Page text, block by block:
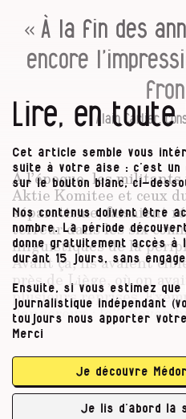
« À la fin des
encore
Alain Carlier,
À l’époque, les
Aktie Komitee et ceux
séparatisme, faisaient
terreur dans les six
linguistiques de la
Avant ça, ils avaient
près de Liège, où on
plusieurs reprises.
dangereux : le 7
Dans cette commune
francophones, la
Communauté française
dû être protégée par
Lire, en
Cet article semble vous
suite à votre aise : c’est un
sur le bouton blanc, ci-
Nos contenus doivent être
nombre. La période
donne gratuitement accès à
durant 15 jours, sans
Ensuite, si vous estimez
journalistique indépendant
toujours nous apporter votre
Merci
Je découvre
Je lis d’abord la